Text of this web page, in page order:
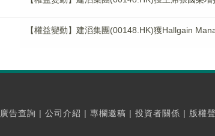
【權益變動】建滔集團(00148.HK)獲Hallgain
廣告查詢 | 公司介紹 | 專欄邀稿 | 投資者關係 | 版權